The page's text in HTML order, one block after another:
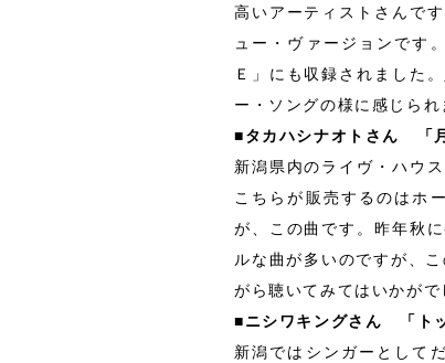
高いアーティストさんで
ュー・ヴァージョンです
Ｅ」にも収録されました
ー・ソングの様に感じら
■タカハシナオトさん 「
新潟県内のライヴ・ハウ
こちらが販売するのはホ
が、この曲です。昨年秋
ルな曲が多いのですが、
がら聴いてみてはいかが
■ニシワキングさん 「ト
新潟ではシンガーとして